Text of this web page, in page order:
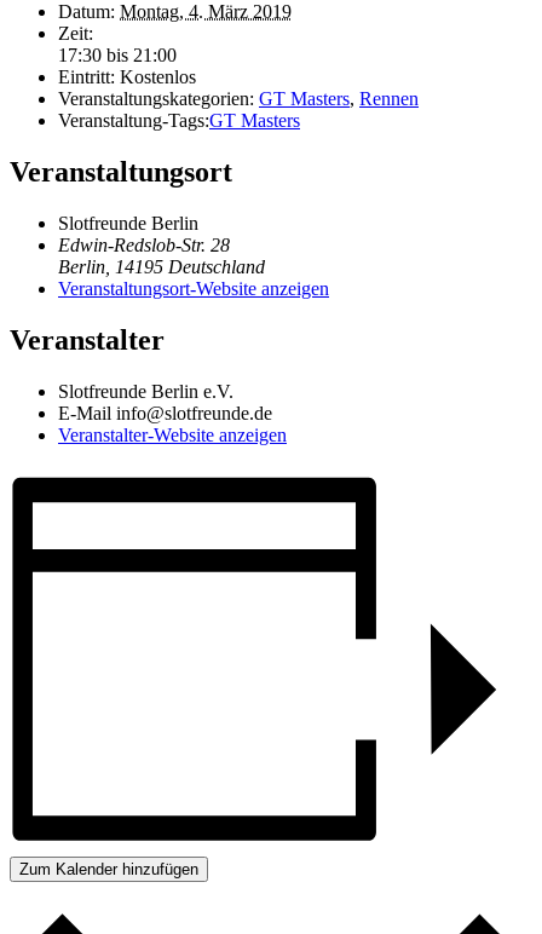
Datum: Montag, 4. März 2019
Zeit:
17:30 bis 21:00
Eintritt: Kostenlos
Veranstaltungskategorien: GT Masters, Rennen
Veranstaltung-Tags:GT Masters
Veranstaltungsort
Slotfreunde Berlin
Edwin-Redslob-Str. 28
Berlin 14195 Deutschland
Veranstaltungsort-Website anzeigen
Veranstalter
Slotfreunde Berlin e.V.
E-Mail info@slotfreunde.de
Veranstalter-Website anzeigen
Zum Kalender hinzufügen